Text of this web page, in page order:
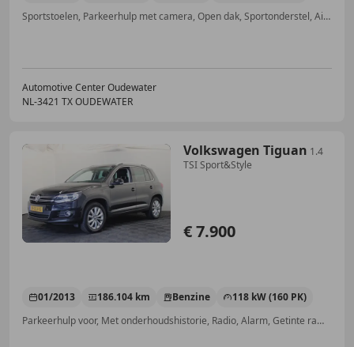
Sportstoelen, Parkeerhulp met camera, Open dak, Sportonderstel, Airbag bestuurder, Getinte ramen, Panorama dak, Elektrische stoelverstelling
Automotive Center Oudewater
NL-3421 TX OUDEWATER
Volkswagen Tiguan 1.4
TSI Sport&Style
€ 7.900
01/2013 186.104 km Benzine
118 kW (160 PK)
Parkeerhulp voor, Met onderhoudshistorie, Radio, Alarm, Getinte ramen, Navigatiesysteem, Sportstoelen, Start/Stop-systeem